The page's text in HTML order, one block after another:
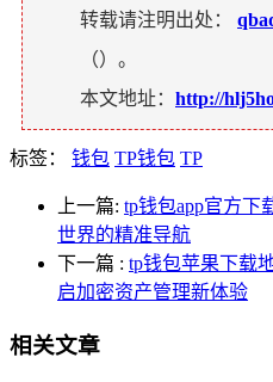
转载请注明出处：
（）。
本文地址： http://
标签： 钱包 TP钱包 TP
上一篇: tp钱包app官方下
世界的精准导航
下一篇 : tp钱包苹果下载
启加密资产管理新体验
相关文章